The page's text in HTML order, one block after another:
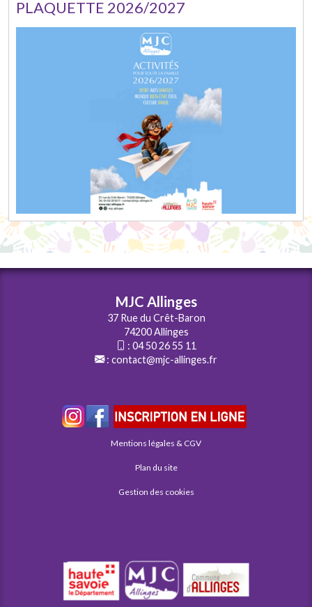
PLAQUETTE 2026/2027
MJC Allinges
37 Rue du Crêt-Baron
74200 Allinges
: 04 50 26 55 11
: contact@mjc-allinges.fr
Mentions légales & CGV
Plan du site
Gestion des cookies